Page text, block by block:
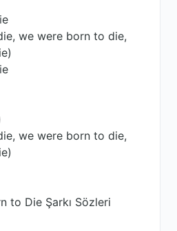
we were born to die,
we were born to die,
to Die Şarkı Sözleri